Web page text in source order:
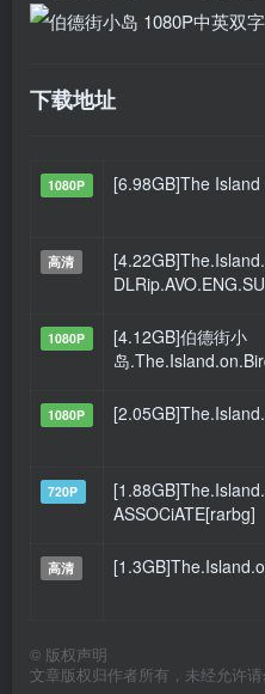
下载地址
1080P [6.98GB]The
高清
1080P
[4.12GB]伯德街小
岛
1080P
720P
ASSOCiATE[rarbg]
高清
© 版权声明
文章版权归作者所有，未经允许请